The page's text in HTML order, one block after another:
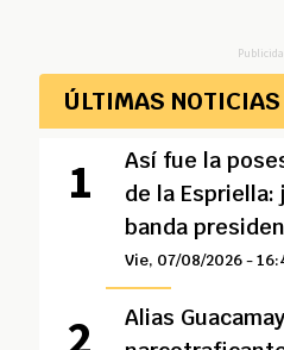
ÚLTIMAS NOTICIAS
Así fue la
de la
banda
Vie, 07/08/2026 -
Alias